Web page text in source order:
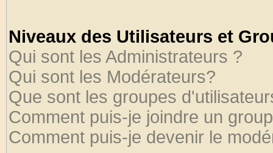
Niveaux des Utilisateurs et
Qui sont les Administrateurs ?
Qui sont les Modérateurs?
Que sont les groupes
Comment puis-je joindre un
Comment puis-je devenir le